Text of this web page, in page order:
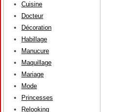
Cuisine
Docteur
Décoration
Habillage
Manucure
Maquillage
Mariage
Mode
Princesses
Relooking